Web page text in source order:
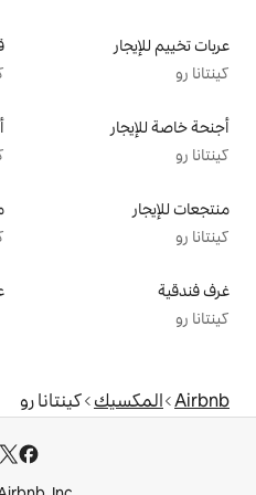
قوارب للإيجار
كينتانا رو
أكواخ للإيجار
كينتانا رو
مساكن للإيجار مناسبة للعائلات
كينتانا رو
عرض المزيد
رو